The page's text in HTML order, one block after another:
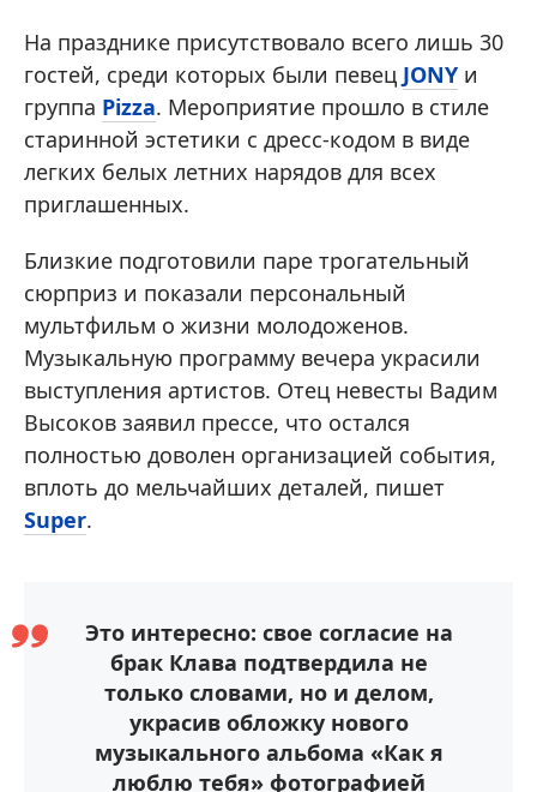
На празднике присутствовало всего лишь 30
гостей, среди которых были певец JONY и
группа Pizza. Мероприятие прошло в стиле
старинной эстетики с дресс-кодом в виде
легких белых летних нарядов для всех
приглашенных.
Близкие подготовили паре трогательный
сюрприз и показали персональный
мультфильм о жизни молодоженов.
Музыкальную программу вечера украсили
выступления артистов. Отец невесты Вадим
Высоков заявил прессе, что остался
полностью доволен организацией события,
вплоть до мельчайших деталей, пишет
Super.
Это интересно: свое согласие на
брак Клава подтвердила не
только словами, но и делом,
украсив обложку нового
музыкального альбома «Как я
люблю тебя» фотографией